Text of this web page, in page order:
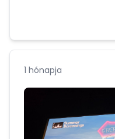
időszakban
1 hónapja